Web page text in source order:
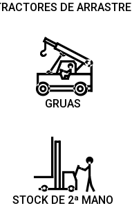
ELÉCTRICAS
TONELAJE Y PORTUARIAS
DE ARRASTRE
GRUAS
STOCK DE 2ª MANO